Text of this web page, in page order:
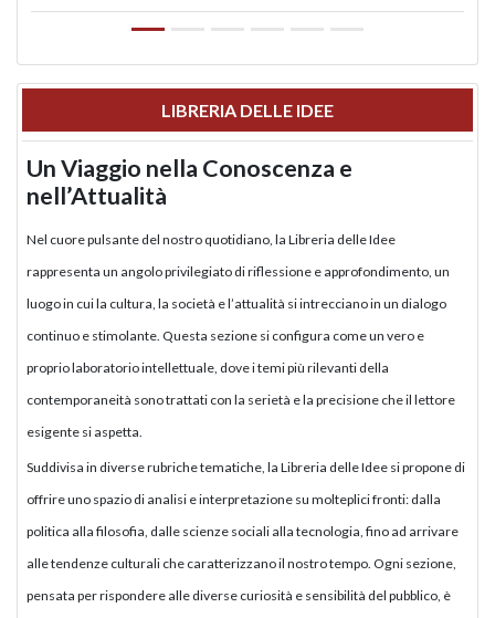
LIBRERIA DELLE IDEE
Un Viaggio nella Conoscenza e
nell’Attualità
Nel cuore pulsante del nostro quotidiano, la Libreria delle Idee
rappresenta un angolo privilegiato di riflessione e approfondimento, un
luogo in cui la cultura, la società e l’attualità si intrecciano in un dialogo
continuo e stimolante. Questa sezione si configura come un vero e
proprio laboratorio intellettuale, dove i temi più rilevanti della
contemporaneità sono trattati con la serietà e la precisione che il lettore
esigente si aspetta.
Suddivisa in diverse rubriche tematiche, la Libreria delle Idee si propone di
offrire uno spazio di analisi e interpretazione su molteplici fronti: dalla
politica alla filosofia, dalle scienze sociali alla tecnologia, fino ad arrivare
alle tendenze culturali che caratterizzano il nostro tempo. Ogni sezione,
pensata per rispondere alle diverse curiosità e sensibilità del pubblico, è